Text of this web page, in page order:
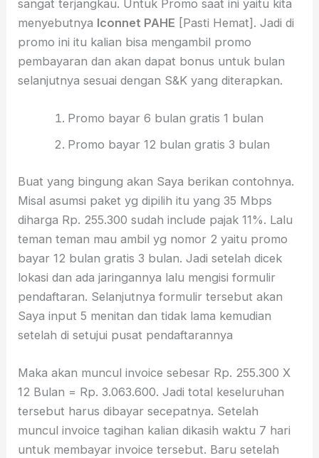
sangat terjangkau. Untuk Promo saat ini yaitu kita
menyebutnya Iconnet PAHE [Pasti Hemat]. Jadi di
promo ini itu kalian bisa mengambil promo
pembayaran dan akan dapat bonus untuk bulan
selanjutnya sesuai dengan S&K yang diterapkan.
Promo bayar 6 bulan gratis 1 bulan
Promo bayar 12 bulan gratis 3 bulan
Buat yang bingung akan Saya berikan contohnya.
Misal asumsi paket yg dipilih itu yang 35 Mbps
diharga Rp. 255.300 sudah include pajak 11%. Lalu
teman teman mau ambil yg nomor 2 yaitu promo
bayar 12 bulan gratis 3 bulan. Jadi setelah dicek
lokasi dan ada jaringannya lalu mengisi formulir
pendaftaran. Selanjutnya formulir tersebut akan
Saya input 5 menitan dan tidak lama kemudian
setelah di setujui pusat pendaftarannya
Maka akan muncul invoice sebesar Rp. 255.300 X
12 Bulan = Rp. 3.063.600. Jadi total keseluruhan
tersebut harus dibayar secepatnya. Setelah
muncul invoice tagihan kalian dikasih waktu 7 hari
untuk membayar invoice tersebut. Baru setelah